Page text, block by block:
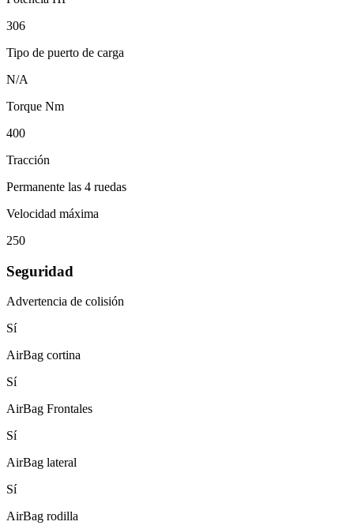
306
Tipo de puerto de carga
N/A
Torque Nm
400
Tracción
Permanente las 4 ruedas
Velocidad máxima
250
Seguridad
Advertencia de colisión
Sí
AirBag cortina
Sí
AirBag Frontales
Sí
AirBag lateral
Sí
AirBag rodilla